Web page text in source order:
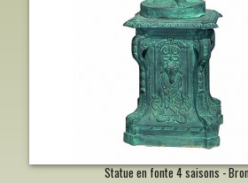
Statue en fonte 4 saisons -